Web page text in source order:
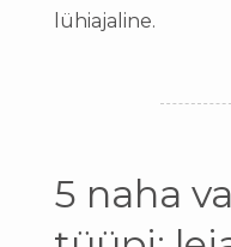
lühiajaline.
5 naha